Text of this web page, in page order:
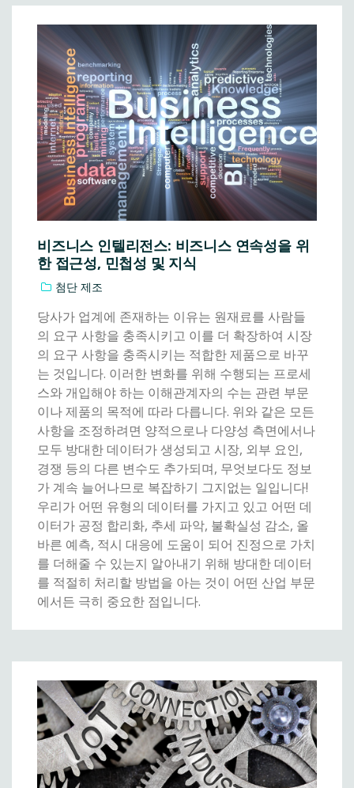
비즈니스 인텔리전스: 비즈니스 연속성을 위
한 접근성, 민첩성 및 지식
첨단 제조
당사가 업계에 존재하는 이유는 원재료를 사람들
의 요구 사항을 충족시키고 이를 더 확장하여 시장
의 요구 사항을 충족시키는 적합한 제품으로 바꾸
는 것입니다. 이러한 변화를 위해 수행되는 프로세
스와 개입해야 하는 이해관계자의 수는 관련 부문
이나 제품의 목적에 따라 다릅니다. 위와 같은 모든
사항을 조정하려면 양적으로나 다양성 측면에서나
모두 방대한 데이터가 생성되고 시장, 외부 요인,
경쟁 등의 다른 변수도 추가되며, 무엇보다도 정보
가 계속 늘어나므로 복잡하기 그지없는 일입니다!
우리가 어떤 유형의 데이터를 가지고 있고 어떤 데
이터가 공정 합리화, 추세 파악, 불확실성 감소, 올
바른 예측, 적시 대응에 도움이 되어 진정으로 가치
를 더해줄 수 있는지 알아내기 위해 방대한 데이터
를 적절히 처리할 방법을 아는 것이 어떤 산업 부문
에서든 극히 중요한 점입니다.